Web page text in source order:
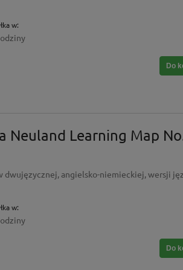
w:
Do
Neuland Learning Map
dwujęzycznej, angielsko-niemieckiej, wersji
w:
Do